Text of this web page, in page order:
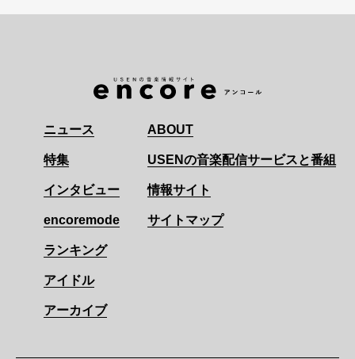
ニュース
特集
インタビュー
encoremode
ランキング
アイドル
アーカイブ
ABOUT
USENの音楽配信サービスと番組
情報サイト
サイトマップ